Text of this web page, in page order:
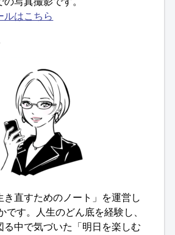
ルはこちら
き直すためのノート」を運営し
です。人生のどん底を経験し、
る中で気づいた「明日を楽しむ